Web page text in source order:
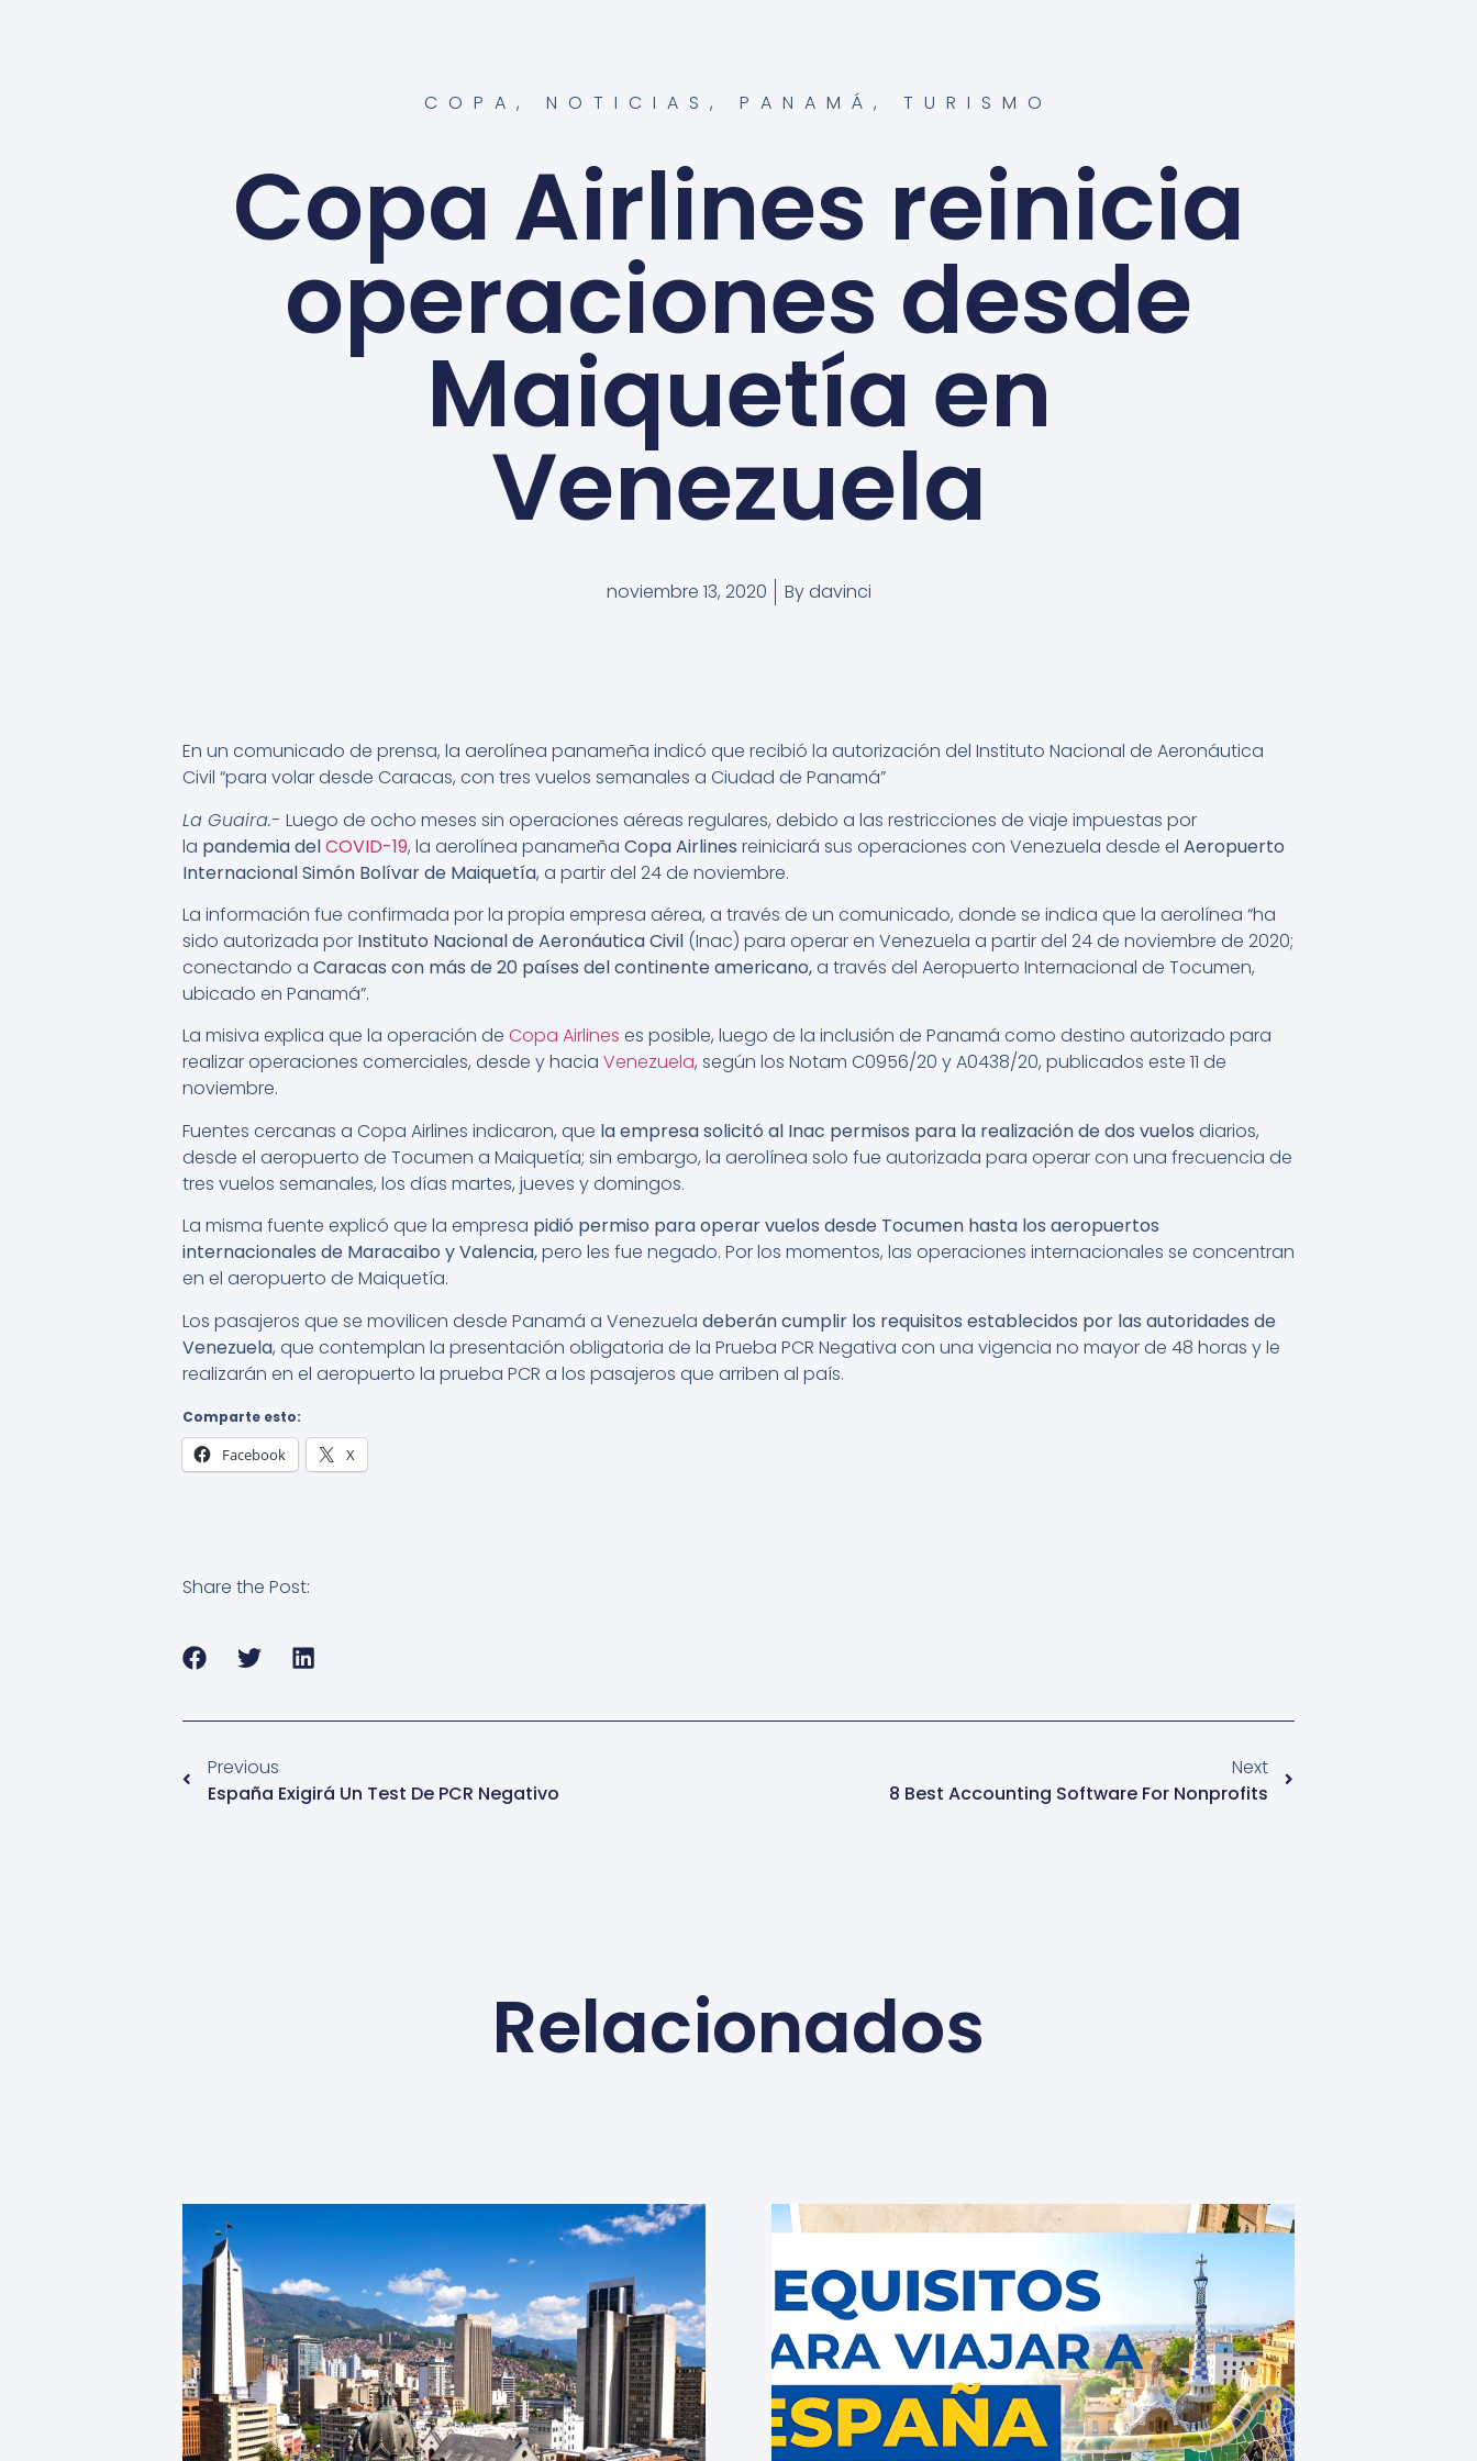
COPA , NOTICIAS , PANAMÁ , TURISMO
Copa Airlines reinicia
operaciones desde
Maiquetía en
Venezuela
noviembre 13, 2020 Bydavinci
En un comunicado de prensa, la aerolínea panameña indicó que recibió la autorización del Instituto Nacional de Aeronáutica
Civil “para volar desde Caracas, con tres vuelos semanales a Ciudad de Panamá”
La Guaira.- Luego de ocho meses sin operaciones aéreas regulares, debido a las restricciones de viaje impuestas por
la pandemia delCOVID-19, la aerolínea panameña Copa Airlines reiniciará sus operaciones con Venezuela desde el Aeropuerto
Internacional Simón Bolívar de Maiquetía, a partir del 24 de noviembre.
La información fue confirmada por la propia empresa aérea, a través de un comunicado, donde se indica que la aerolínea “ha
sido autorizada por Instituto Nacional de Aeronáutica Civil (Inac) para operar en Venezuela a partir del 24 de noviembre de 2020;
conectando a Caracas con más de 20 países del continente americano,a través del Aeropuerto Internacional de Tocumen,
ubicado en Panamá”.
La misiva explica que la operación de Copa Airlines es posible, luego de la inclusión de Panamá como destino autorizado para
realizar operaciones comerciales, desde y hacia Venezuela, según los Notam C0956/20 y A0438/20, publicados este 11 de
noviembre.
Fuentes cercanas a Copa Airlines indicaron, que la empresa solicitó al Inac permisos para la realización de dos vuelos diarios,
desde el aeropuerto de Tocumen a Maiquetía; sin embargo, la aerolínea solo fue autorizada para operar con una frecuencia de
tres vuelos semanales, los días martes, jueves y domingos.
La misma fuente explicó que la empresa pidió permiso para operar vuelos desde Tocumen hasta los aeropuertos
internacionales de Maracaibo y Valencia,pero les fue negado. Por los momentos, las operaciones internacionales se concentran
en el aeropuerto de Maiquetía.
Los pasajeros que se movilicen desde Panamá a Venezuela deberán cumplir los requisitos establecidos por las autoridades de
Venezuela, que contemplan la presentación obligatoria de la Prueba PCR Negativa con una vigencia no mayor de 48 horas y le
realizarán en el aeropuerto la prueba PCR a los pasajeros que arriben al país.
Comparte esto:
Facebook X
Share the Post:
Previous
España Exigirá Un Test De PCR Negativo
Next
8 Best Accounting Software For Nonprofits
Relacionados